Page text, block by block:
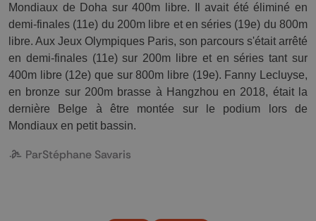
Mondiaux de Doha sur 400m libre. Il avait été éliminé en
demi-finales (11e) du 200m libre et en séries (19e) du 800m
libre. Aux Jeux Olympiques Paris, son parcours s'était arrêté
en demi-finales (11e) sur 200m libre et en séries tant sur
400m libre (12e) que sur 800m libre (19e). Fanny Lecluyse,
en bronze sur 200m brasse à Hangzhou en 2018, était la
dernière Belge à être montée sur le podium lors de
Mondiaux en petit bassin.
ParStéphane Savaris